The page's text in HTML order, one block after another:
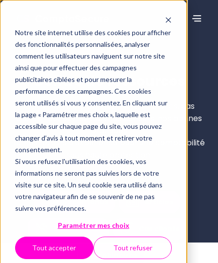
Notre site internet utilise des cookies pour afficher
des fonctionnalités personnalisées, analyser
comment les utilisateurs naviguent sur notre site
ainsi que pour effectuer des campagnes
publicitaires ciblées et pour mesurer la
performance de ces campagnes. Ces cookies
seront utilisés si vous y consentez. En cliquant sur
la page « Paramétrer mes choix », laquelle est
accessible sur chaque page du site, vous pouvez
changer d’avis à tout moment et retirer votre
consentement.
Si vous refusez l'utilisation des cookies, vos
informations ne seront pas suivies lors de votre
visite sur ce site. Un seul cookie sera utilisé dans
votre navigateur afin de se souvenir de ne pas
suivre vos préférences.
Paramétrer mes choix
Tout accepter Tout refuser
Centre de ressources
Articles de blog, webinaires, livres blancs, cas
clients… découvrez tous nos conseils, nos bonnes
pratiques
et nos retours d’expérience pour une comptabilité
Tous les contenus Articles
Boîte à outils
Webinaires